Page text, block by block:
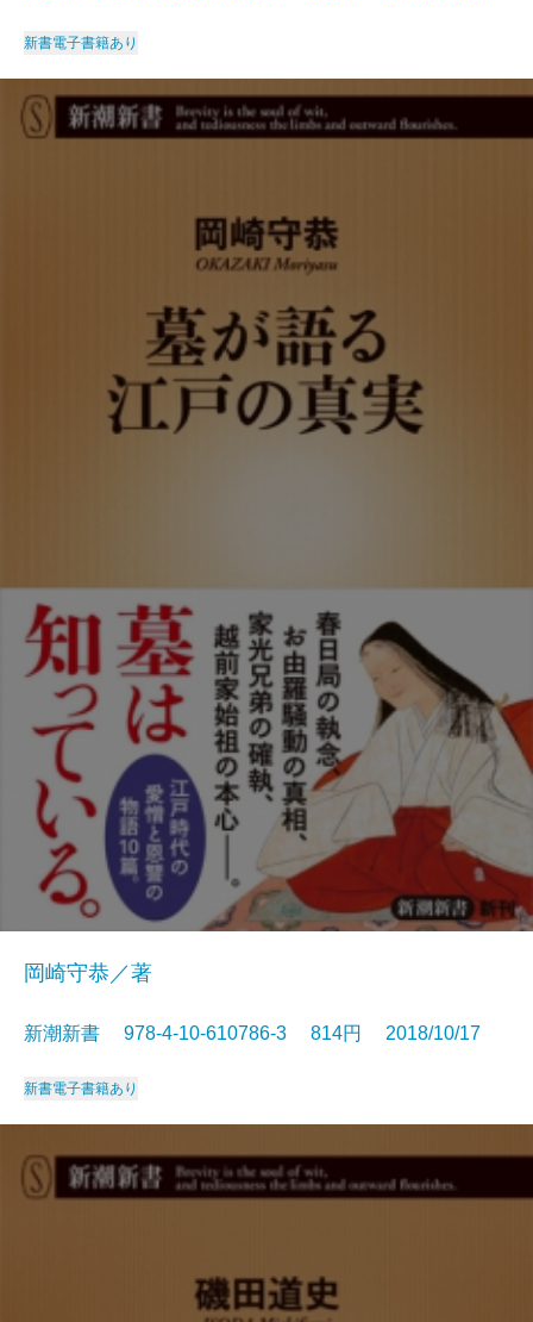
新書電子書籍あり
岡崎守恭／著
新潮新書 978-4-10-610786-3 814円 2018/10/17
新書電子書籍あり